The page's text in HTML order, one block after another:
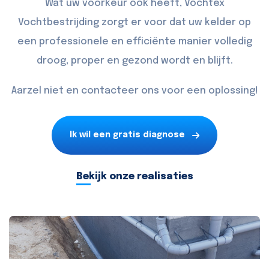
Wat uw voorkeur ook heeft, Vochtex
Vochtbestrijding zorgt er voor dat uw kelder op
een professionele en efficiënte manier volledig
droog, proper en gezond wordt en blijft.
Aarzel niet en contacteerons voor een oplossing!
Ik wil een gratis diagnose
Bekijk onze realisaties